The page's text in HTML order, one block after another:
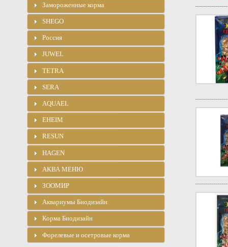
Замороженные корма
SHEGO
Россия
JUWEL
TETRA
SERA
AQUAEL
EHEIM
RESUN
HAGEN
АКВА МЕНЮ
ЗООМИР
Аквариумы Биодизайн
Корма Биодизайн
Форелевые и осетровые корма